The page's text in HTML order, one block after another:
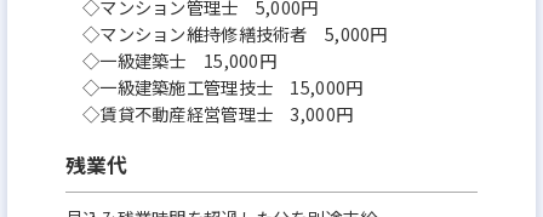
◇マンション管理士 5,000円
◇マンション維持修繕技術者 5,000円
◇一級建築士 15,000円
◇一級建築施工管理技士 15,000円
◇賃貸不動産経営管理士 3,000円
残業代